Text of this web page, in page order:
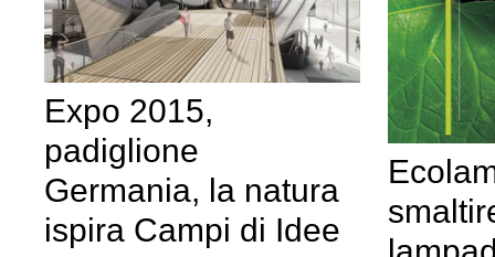
Expo 2015,
padiglione
Germania, la natura
ispira Campi di Idee